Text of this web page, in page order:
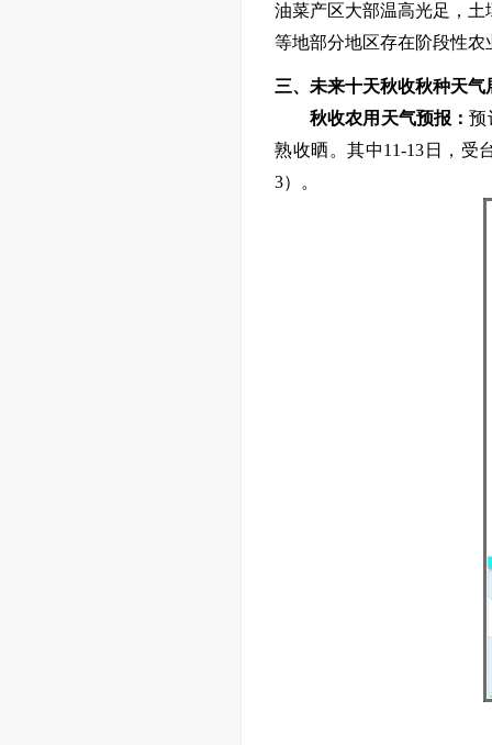
油菜产区大部温高光足，
等地部分地区存在阶段性农
三、 未来十天秋收秋种天气
秋收农用 天气预报：预
熟收晒。其中11-13 日，受
3）
。